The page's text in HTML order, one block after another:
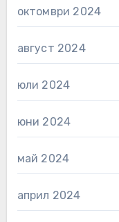
октомври 2024
август 2024
юли 2024
юни 2024
май 2024
април 2024